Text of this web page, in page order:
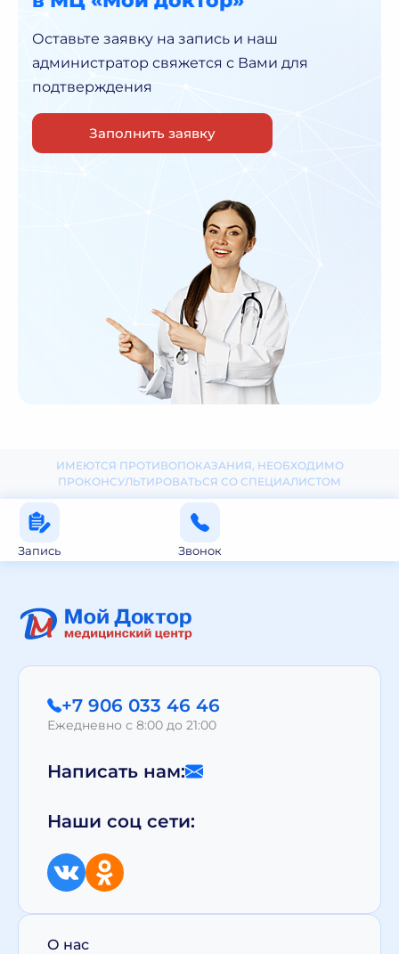
Оставьте заявку на запись и наш
администратор свяжется с Вами для
подтверждения
Заполнить заявку
ИМЕЮТСЯ ПРОТИВОПОКАЗАНИЯ, НЕОБХОДИМО
ПРОКОНСУЛЬТИРОВАТЬСЯ СО СПЕЦИАЛИСТОМ
Запись Звонок
+7 906 033 46 46
Ежедневно с 8:00 до 21:00
Написать нам:
Наши соц сети:
О нас